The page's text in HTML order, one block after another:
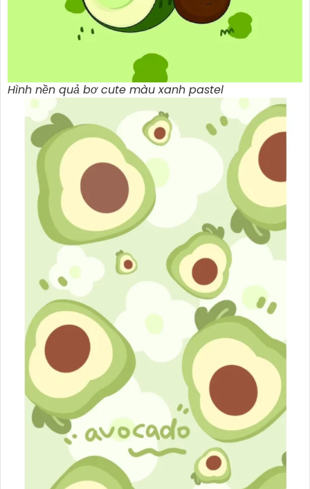
Hình nền quả bơ cute màu xanh pastel